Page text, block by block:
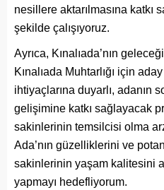
nesillere aktarılmasına katkı
şekilde çalışıyoruz.
Ayrıca, Kınalıada’nın
Kınalıada Muhtarlığı için
ihtiyaçlarına duyarlı, adanın
gelişimine katkı sağlayacak
sakinlerinin temsilcisi olma
Ada’nın güzelliklerini ve
sakinlerinin yaşam kalitesini
yapmayı hedefliyorum.